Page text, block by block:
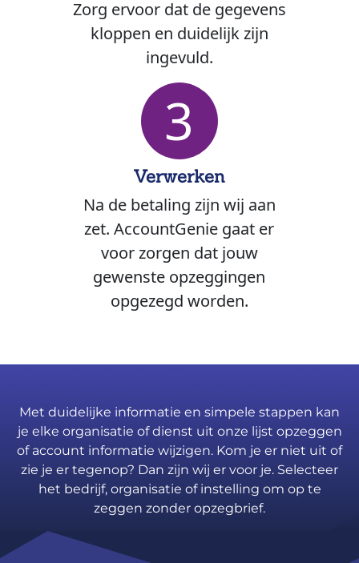
Zorg ervoor dat de gegevens
kloppen en duidelijk zijn
ingevuld.
3
Verwerken
Na de betaling zijn wij aan
zet. AccountGenie gaat er
voor zorgen dat jouw
gewenste opzeggingen
opgezegd worden.
Met duidelijke informatie en simpele stappen kan
je elke organisatie of dienst uit onze lijst opzeggen
of account informatie wijzigen. Kom je er niet uit of
zie je er tegenop? Dan zijn wij er voor je. Selecteer
het bedrijf, organisatie of instelling om op te
zeggen zonder opzegbrief.